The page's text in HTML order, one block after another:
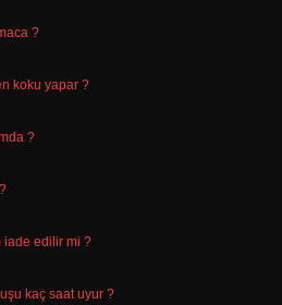
?
koku yapar ?
?
iade edilir mi ?
kaç saat uyur ?